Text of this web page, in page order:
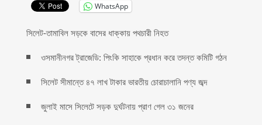
WhatsApp
সিলেট-তামাবিল সড়কে বাসের ধাক্কায় পথচারী নিহত
ওসমানীনগর ট্রাজেডি: পিংকি সাহাকে প্রধান করে তদন্ত কমিটি গঠন
সিলেট সীমান্তে ৪৭ লাখ টাকার ভারতীয় চোরাচালানি পণ্য জব্দ
জুলাই মাসে সিলেটে সড়ক দুর্ঘটনায় প্রাণ গেল ৩১ জনের